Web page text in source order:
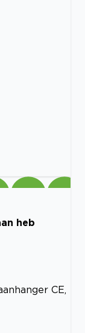
heb
CE,